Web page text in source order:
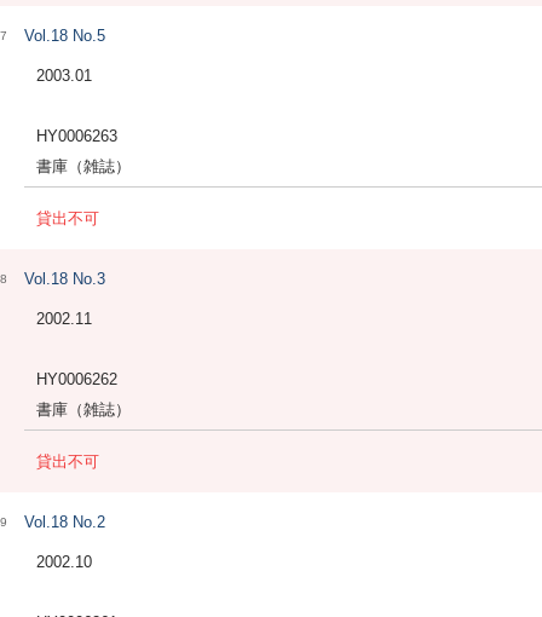
7 Vol.18 No.5
2003.01
HY0006263
書庫（雑誌）
貸出不可
8 Vol.18 No.3
2002.11
HY0006262
書庫（雑誌）
貸出不可
9 Vol.18 No.2
2002.10